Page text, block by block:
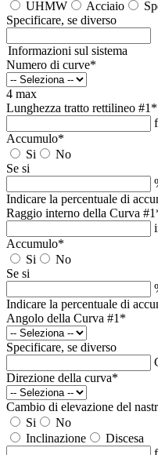
UHMW Acciaio
Specificare, se diverso
Informazioni sul sistema
Numero di curve*
4 max
Lunghezza tratto rettilineo #1 *
Accumulo*
Si
No
Se si
Indicare la percentuale di
Raggio interno della Curva #1
Accumulo*
Si
No
Se si
Indicare la percentuale di
Angolo della Curva #1 *
Specificare, se diverso
Direzione della curva*
Cambio di elevazione del
Si
No
Inclinazione
Discesa